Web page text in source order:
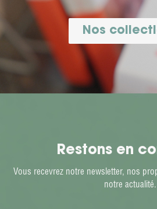
Nos
Restons en
Vous recevrez notre newsletter, nos
notre actualité.